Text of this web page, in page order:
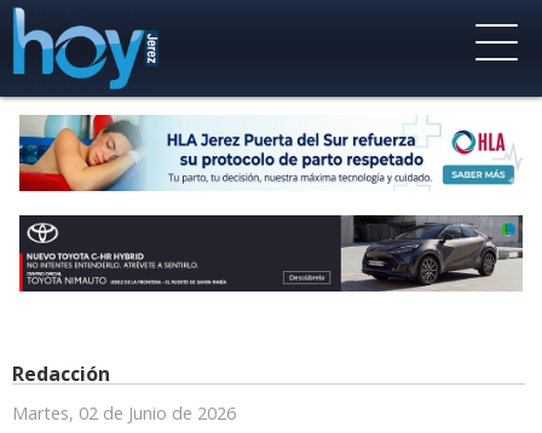
Redacción
Martes, 02 de Junio de 2026